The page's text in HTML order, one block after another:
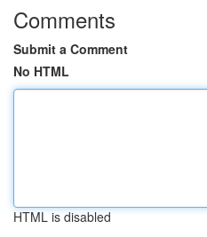
Comments
Submit a Comment
No HTML
HTML is disabled